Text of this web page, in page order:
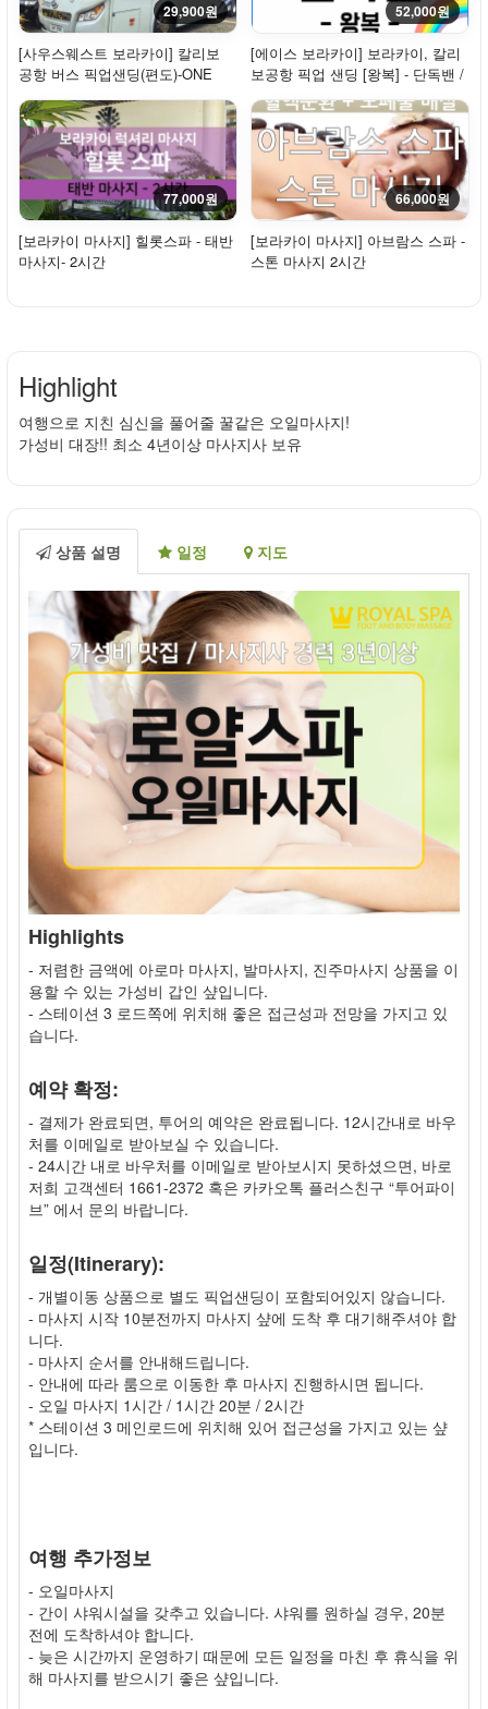
29,900원
[사우스웨스트 보라카이] 칼리보
공항 버스 픽업샌딩(편도)-ONE
WAY
52,000원
[에이스 보라카이] 보라카이, 칼리
보공항 픽업 샌딩 [왕복] - 단독밴 /
프리패스
77,000원
[보라카이 마사지] 힐롯스파 - 태반
마사지- 2시간
66,000원
[보라카이 마사지] 아브람스 스파 -
스톤 마사지 2시간
Highlight
여행으로 지친 심신을 풀어줄 꿀같은 오일마사지!
가성비 대장!! 최소 4년이상 마사지사 보유
상품 설명 일정 지도
Highlights
- 저렴한 금액에 아로마 마사지, 발마사지, 진주마사지 상품을 이
용할 수 있는 가성비 갑인 샾입니다.
- 스테이션 3 로드쪽에 위치해 좋은 접근성과 전망을 가지고 있
습니다.
예약 확정:
- 결제가 완료되면, 투어의 예약은 완료됩니다. 12시간내로 바우
처를 이메일로 받아보실 수 있습니다.
- 24시간 내로 바우처를 이메일로 받아보시지 못하셨으면, 바로
저희 고객센터 1661-2372 혹은 카카오톡 플러스친구 “투어파이
브” 에서 문의 바랍니다.
일정(Itinerary):
- 개별이동 상품으로 별도 픽업샌딩이 포함되어있지 않습니다.
- 마사지 시작 10분전까지 마사지 샾에 도착 후 대기해주셔야 합
니다.
- 마사지 순서를 안내해드립니다.
- 안내에 따라 룸으로 이동한 후 마사지 진행하시면 됩니다.
- 오일 마사지 1시간 / 1시간 20분 / 2시간
* 스테이션 3 메인로드에 위치해 있어 접근성을 가지고 있는 샾
입니다.
여행 추가정보
- 오일마사지
- 간이 샤워시설을 갖추고 있습니다. 샤워를 원하실 경우, 20분
전에 도착하셔야 합니다.
- 늦은 시간까지 운영하기 때문에 모든 일정을 마친 후 휴식을 위
해 마사지를 받으시기 좋은 샾입니다.